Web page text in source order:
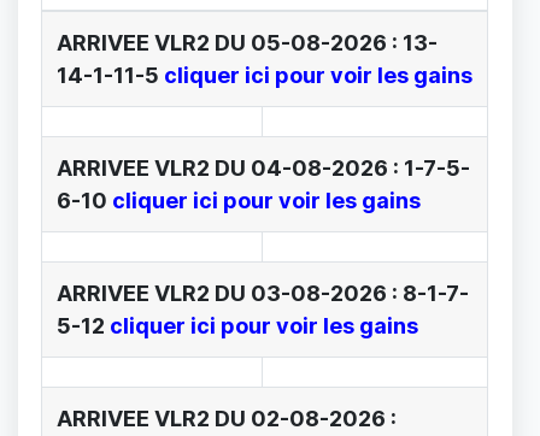
ARRIVEE VLR2 DU 05-08-2026 : 13-
14-1-11-5 cliquer ici pour voir les gains
ARRIVEE VLR2 DU 04-08-2026 : 1-7-5-
6-10 cliquer ici pour voir les gains
ARRIVEE VLR2 DU 03-08-2026 : 8-1-7-
5-12 cliquer ici pour voir les gains
ARRIVEE VLR2 DU 02-08-2026 :